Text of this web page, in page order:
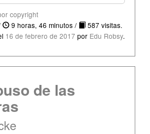
copyright
9 horas, 46 minutos /
587 visitas.
16 de febrero de 2017 por Edu Robsy.
de las